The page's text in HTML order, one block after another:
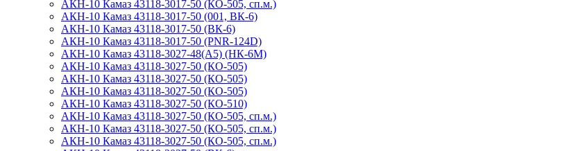
АКН-10 Камаз 43118-3017-50 (КО-505, сп.м.)
АКН-10 Камаз 43118-3017-50 (001, ВК-6)
АКН-10 Камаз 43118-3017-50 (ВК-6)
АКН-10 Камаз 43118-3017-50 (PNR-124D)
АКН-10 Камаз 43118-3027-48(А5) (НК-6М)
АКН-10 Камаз 43118-3027-50 (КО-505)
АКН-10 Камаз 43118-3027-50 (КО-505)
АКН-10 Камаз 43118-3027-50 (КО-505)
АКН-10 Камаз 43118-3027-50 (КО-510)
АКН-10 Камаз 43118-3027-50 (КО-505, сп.м.)
АКН-10 Камаз 43118-3027-50 (КО-505, сп.м.)
АКН-10 Камаз 43118-3027-50 (КО-505, сп.м.)